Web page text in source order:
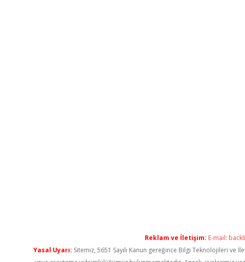
Reklam ve İletişim: E-mail:
Yasal Uyarı: Sitemiz, 5651 Sayılı Kanun gereğince Bilgi Teknolojileri